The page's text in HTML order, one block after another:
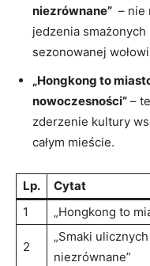
niezrównane”
–
jedzenia
sezonowanej⁤
„Hongkong ‌to
nowoczesności” –
zderzenie kultury
całym mieście.
Lp.
Cytat
1
„Hongkong to
2
„Smaki
⁤niezrównane”